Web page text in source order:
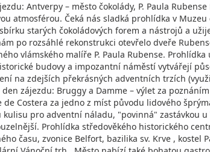
Antverpy – město čokolády, P. Paula
atmosférou. Čeká nás sladká prohlídka v
starých čokoládových forem a nástrojů a
po rozsáhlé rekonstrukci otevřelo dveře
vlámského malíře P. Paula Rubense.
budovy a impozantní náměstí vytvářejí
na zdejších překrásných adventních trzích
zájezdu: Bruggy a Damme – výlet za
Costera za jedno z míst původu lidového
pro adventní náladu, "povinná" zastávkou u
Prohlídka středověkého historického
času, zvonice Belfort, bazilika sv. Krve , kostel